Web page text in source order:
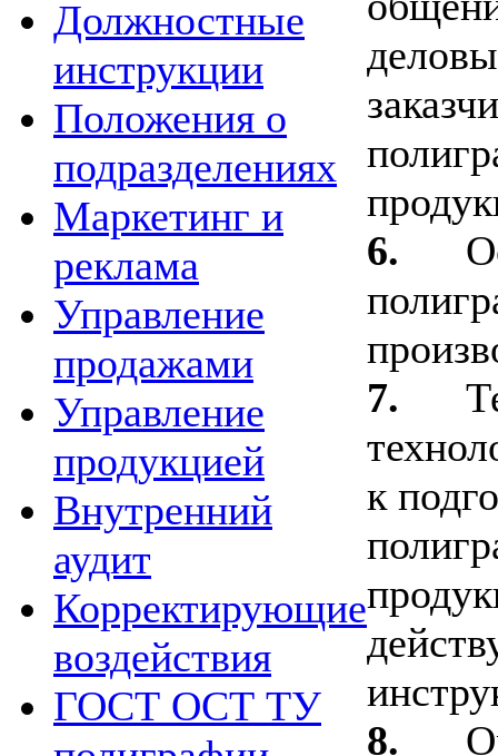
Должностные
инструкции
Положения о
подразделениях
Маркетинг и
реклама
Управление
продажами
Управление
продукцией
Внутренний
аудит
Корректирующие
воздействия
ГОСТ ОСТ ТУ
6.
7.
к
8.